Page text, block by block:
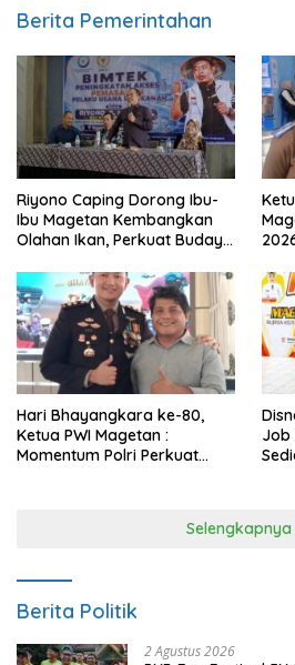
Berita Pemerintahan
Riyono Caping Dorong Ibu-
Ibu Magetan Kembangkan
Olahan Ikan, Perkuat Budaya
Hari Bhayangkara ke-80,
Ketua PWI Magetan :
Momentum Polri Perkuat
Job
Selengkapnya
Berita Politik
2 Agustus 2026